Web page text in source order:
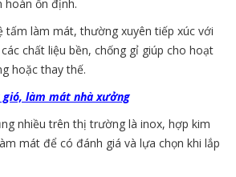
hoàn ổn định.
tấm làm mát, thường xuyên tiếp xúc với
chất liệu bền, chống gỉ giúp cho hoạt
hoặc thay thế.
làm mát nhà xưởng
nhiều trên thị trường là inox, hợp kim
mát để có đánh giá và lựa chọn khi lắp